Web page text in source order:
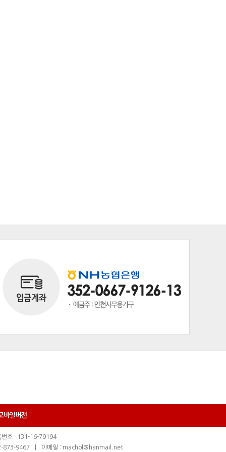
바일버전
번호 : 131-16-79194
873-9467 이메일 : machol@hanmail.net